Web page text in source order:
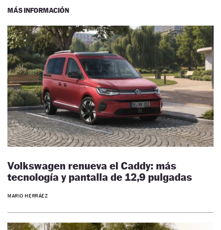
MÁS INFORMACIÓN
Volkswagen renueva el Caddy: más
tecnología y pantalla de 12,9 pulgadas
MARIO HERRÁEZ